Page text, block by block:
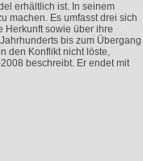
erhältlich ist. In seinem
machen. Es umfasst drei sich
Herkunft sowie über ihre
bis zum Übergang
den Konflikt nicht löste,
beschreibt. Er endet mit